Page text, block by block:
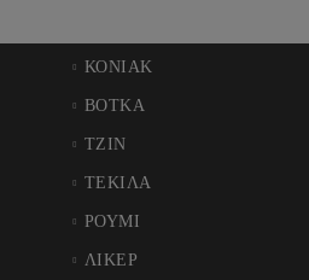
ΚΟΝΙΑΚ
ΒΟΤΚΑ
ΤΖΙΝ
ΤΕΚΙΛΑ
ΡΟΥΜΙ
ΛΙΚΕΡ